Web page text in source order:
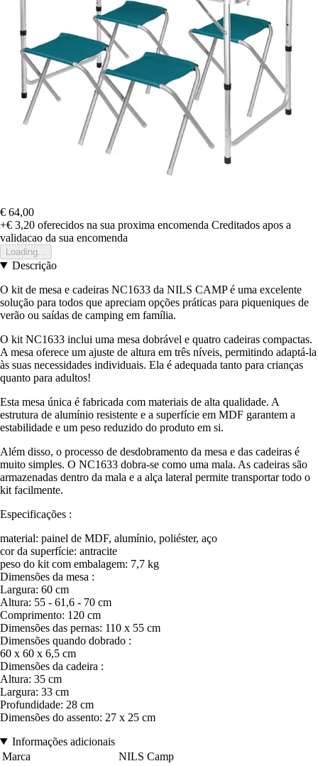
€ 64,00
+€ 3,20 oferecidos na sua proxima encomenda Creditados apos a
validacao da sua encomenda
Loading...
Descrição
O kit de mesa e cadeiras NC1633 da NILS CAMP é uma excelente
solução para todos que apreciam opções práticas para piqueniques de
verão ou saídas de camping em família.
O kit NC1633 inclui uma mesa dobrável e quatro cadeiras compactas.
A mesa oferece um ajuste de altura em três níveis, permitindo adaptá-la
às suas necessidades individuais. Ela é adequada tanto para crianças
quanto para adultos!
Esta mesa única é fabricada com materiais de alta qualidade. A
estrutura de alumínio resistente e a superfície em MDF garantem a
estabilidade e um peso reduzido do produto em si.
Além disso, o processo de desdobramento da mesa e das cadeiras é
muito simples. O NC1633 dobra-se como uma mala. As cadeiras são
armazenadas dentro da mala e a alça lateral permite transportar todo o
kit facilmente.
Especificações :
material: painel de MDF, alumínio, poliéster, aço
cor da superfície: antracite
peso do kit com embalagem: 7,7 kg
Dimensões da mesa :
Largura: 60 cm
Altura: 55 - 61,6 - 70 cm
Comprimento: 120 cm
Dimensões das pernas: 110 x 55 cm
Dimensões quando dobrado :
60 x 60 x 6,5 cm
Dimensões da cadeira :
Altura: 35 cm
Largura: 33 cm
Profundidade: 28 cm
Dimensões do assento: 27 x 25 cm
Informações adicionais
Marca
NILS Camp